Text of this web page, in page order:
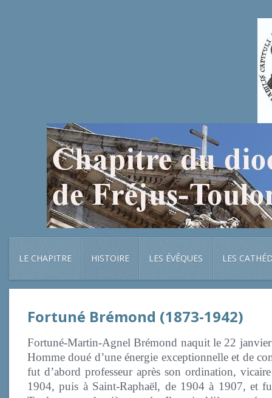
LE CHAPITRE HISTOIRE LES ÉVÊQUES LES
Fortuné Brémond (1873-1942)
Fortuné-Martin-Agnel Brémond naquit le 22
Homme doué d’une énergie exceptionnelle et de
fut d’abord professeur après son ordination,
1904, puis à Saint-Raphaël, de 1904 à 1907, et